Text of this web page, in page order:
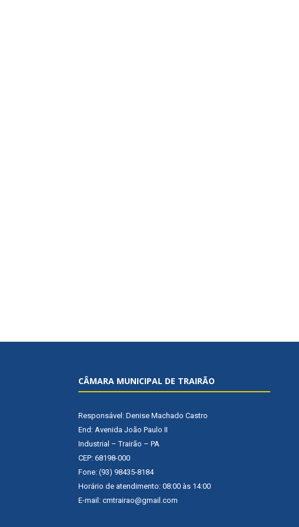
CÂMARA MUNICIPAL DE TRAIRÃO
Responsável: Denise Machado Castro
End: Avenida João Paulo II
Industrial – Trairão – PA
CEP: 68198-000
Fone: (93) 98435-8184
Horário de atendimento: 08:00 às 14:00
E-mail: cmtrairao@gmail.com